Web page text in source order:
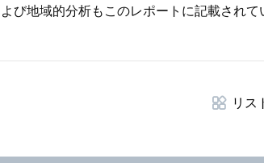
び地域的分析もこのレポートに記載されて
リス